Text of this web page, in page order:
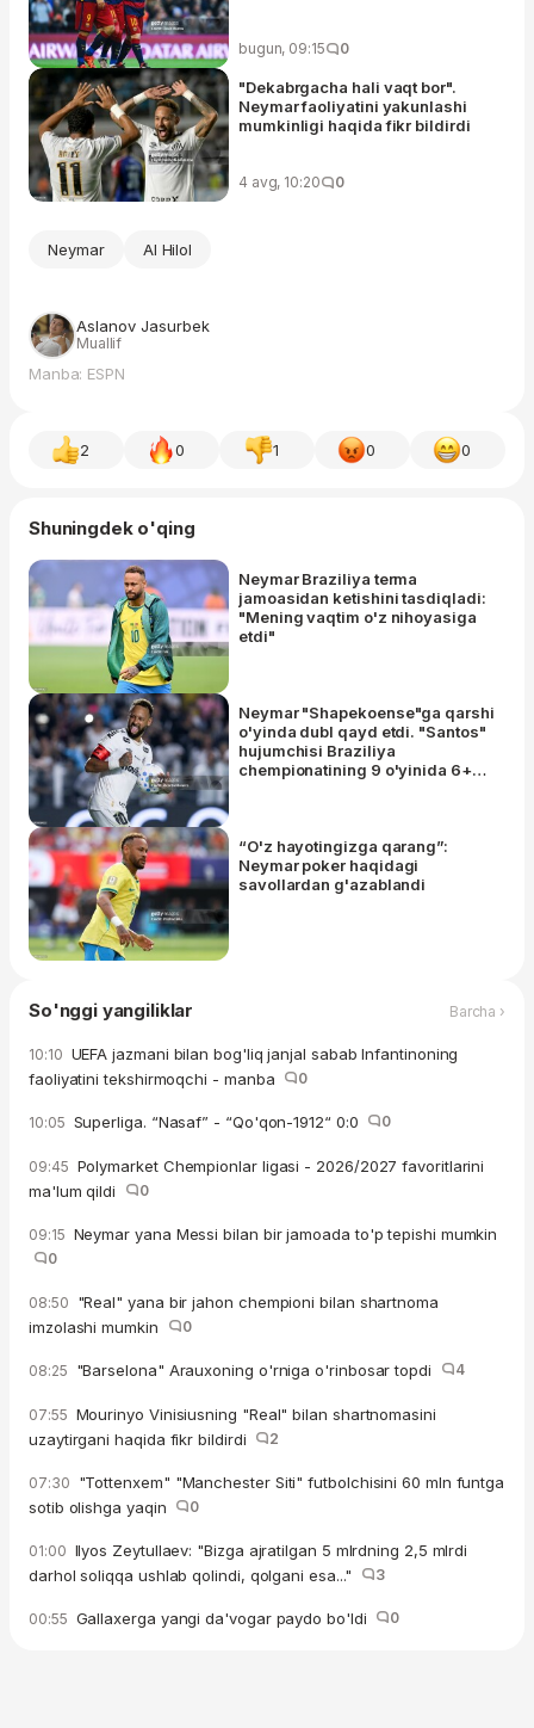
bugun, 09:15 0
"Dekabrgacha hali vaqt bor".
Neymar faoliyatini yakunlashi
mumkinligi haqida fikr bildirdi
4 avg, 10:20 0
Neymar Al Hilol
Aslanov Jasurbek
Muallif
Manba: ESPN
2 0 1 0 0
Shuningdek o'qing
Neymar Braziliya terma
jamoasidan ketishini tasdiqladi:
"Mening vaqtim o'z nihoyasiga
etdi"
Neymar "Shapekoense"ga qarshi
o'yinda dubl qayd etdi. "Santos"
hujumchisi Braziliya
chempionatining 9 o'yinida 6+2
“O'z hayotingizga qarang”:
Neymar poker haqidagi
savollardan g'azablandi
So'nggi yangiliklar Barcha ›
10:10 UEFA jazmani bilan bog'liq janjal sabab Infantinoning
faoliyatini tekshirmoqchi - manba
0
10:05 Superliga. “Nasaf” - “Qo'qon-1912“ 0:0 0
09:45 Polymarket Chempionlar ligasi - 2026/2027 favoritlarini
ma'lum qildi
0
09:15 Neymar yana Messi bilan bir jamoada to'p tepishi mumkin
0
08:50 "Real" yana bir jahon chempioni bilan shartnoma
imzolashi mumkin
0
08:25 "Barselona" Arauxoning o'rniga o'rinbosar topdi 4
07:55 Mourinyo Vinisiusning "Real" bilan shartnomasini
uzaytirgani haqida fikr bildirdi
2
07:30 "Tottenxem" "Manchester Siti" futbolchisini 60 mln funtga
sotib olishga yaqin
0
01:00 Ilyos Zeytullaev: "Bizga ajratilgan 5 mlrdning 2,5 mlrdi
darhol soliqqa ushlab qolindi, qolgani esa..."
3
00:55 Gallaxerga yangi da'vogar paydo bo'ldi 0